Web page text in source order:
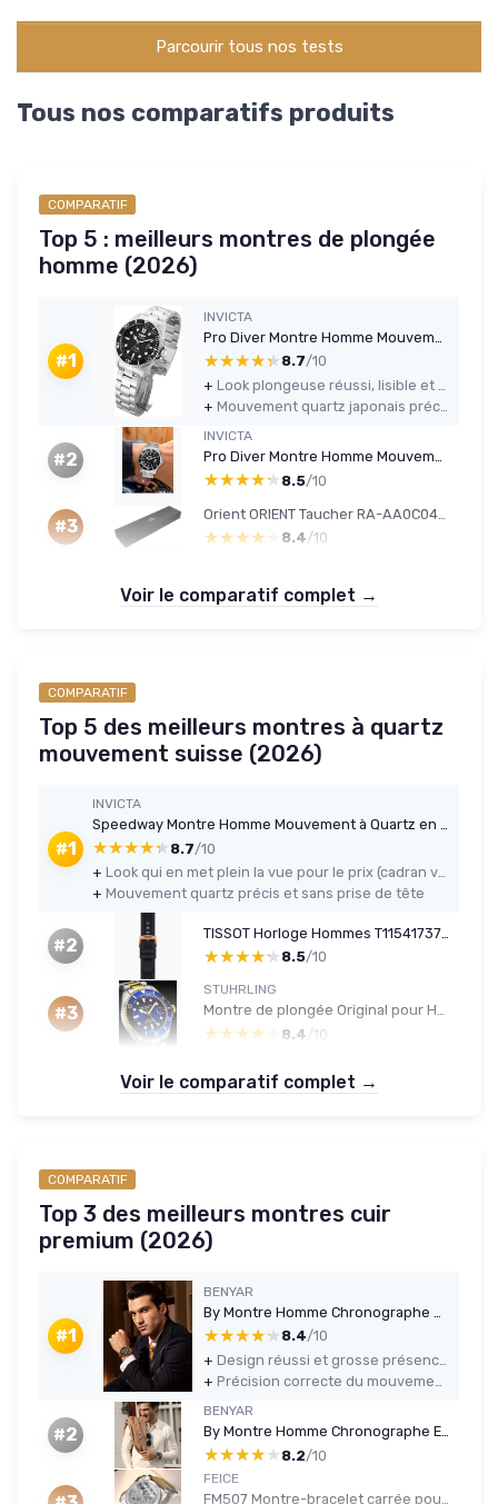
Parcourir tous nos tests
Tous nos comparatifs produits
COMPARATIF
Top 5 : meilleurs montres de plongée
homme (2026)
#1
INVICTA
★★★★★
★★★★★ 8.7/10
+
+
#2
INVICTA
Pro Diver Montre Homme Mouvement à Quartz en Acier Inoxydable - 40mm Argent / Noir
★★★★★
★★★★★ 8.5/10
#3 ★★★★★
★★★★★ 8.4/10
Voir le comparatif complet →
COMPARATIF
Top 5 des meilleurs montres à quartz
mouvement suisse (2026)
#1
INVICTA
Speedway Montre Homme Mouvement à Quartz en Acier Inoxydable - 42mm Vert / Deux Tons
★★★★★
★★★★★ 8.7/10
+
Look qui en met plein la vue pour le prix (cadran vert et deux tons)
+ Mouvement quartz précis et sans prise de tête
#2 ★★★★★
★★★★★ 8.5/10
#3
STUHRLING
Montre de plongée Original pour Homme, Mouvement Suisse, Bracelet en Acier Inoxydable, étanche jusqu'à 100 m Bleu
★★★★★
★★★★★ 8.4 /10
Voir le comparatif complet →
COMPARATIF
Top 3 des meilleurs montres cuir
premium (2026)
#1
BENYAR
★★★★★
★★★★★ 8.4/10
+
+
#2
BENYAR
By Montre Homme Chronographe Etanche Lumineuses Date Grand Cadran Classique Mode Affaires Analogique Quartz Montres Cadeau élégant pour Hommes Marron, Bleu.
★★★★★
★★★★★ 8.2/10
FEICE
FM507 Montre-bracelet carrée pour homme, mécanique, automatique, verre saphir, cadran squelette, bracelet en cuir marron, étanche jusqu'à 10 ATM